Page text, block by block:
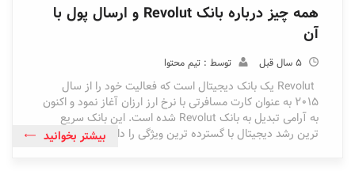
همه چیز درباره بانک Revolut و ارسال پول با
آن
5 سال قبل توسط : تیم محتوا
Revolut یک بانک دیجیتال است که فعالیت خود را از سال
2015 به عنوان کارت مسافرتی با نرخ ارز ارزان آغاز نمود و اکنون
به آرامی تبدیل به بانک Revolut شده است. این بانک سریع
ترین رشد دیجیتال با گسترده ترین ویژگی را دارد
بیشتر بخوانید